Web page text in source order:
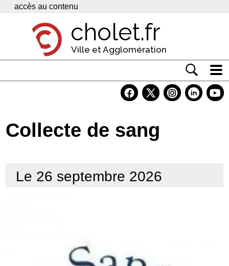
Panneau de gestion des cookies
accès au contenu
cholet.fr
Ville et Agglomération
Economie
Contacts
Collecte de sang
Le 26 septembre 2026